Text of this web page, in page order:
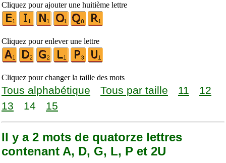
Cliquez pour ajouter une huitième lettre
Cliquez pour enlever une lettre
Cliquez pour changer la taille des mots
Tous alphabétique Tous par taille 11
12
13
14 15
Il y a 2 mots de quatorze lettres
contenant A, D, G, L, P et 2U